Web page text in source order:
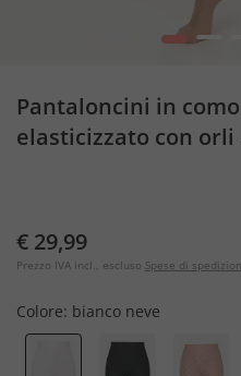
1 2
Pantaloncini in
elasticizzato con orli
€ 29,99
Prezzo IVA incl., escluso Spese di
Colore: bianco neve